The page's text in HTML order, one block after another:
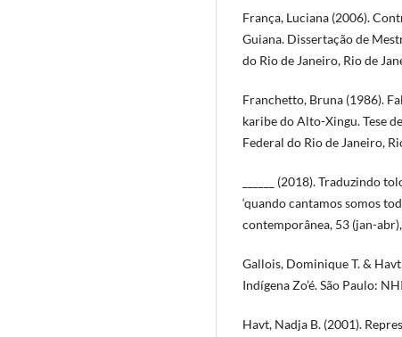
França, Luciana (2006).
Guiana. Dissertação de
do Rio de Janeiro, Rio de
Franchetto, Bruna (1986).
karibe do Alto-Xingu. Tese
Federal do Rio de Janeiro,
______ (2018). Traduzindo
‘quando cantamos somos
contemporânea, 53 (jan-
Gallois, Dominique T. &
Indígena Zo’é. São Paulo:
Havt, Nadja B. (2001).